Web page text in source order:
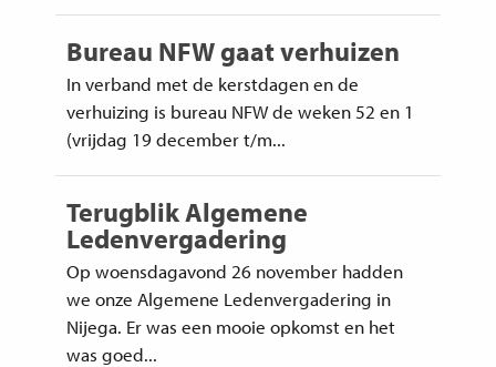
Bureau NFW gaat verhuizen
In verband met de kerstdagen en de
verhuizing is bureau NFW de weken 52 en 1
(vrijdag 19 december t/m...
Terugblik Algemene
Ledenvergadering
Op woensdagavond 26 november hadden
we onze Algemene Ledenvergadering in
Nijega. Er was een mooie opkomst en het
was goed...